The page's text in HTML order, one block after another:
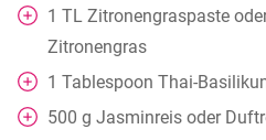
1 TL Zitronengraspaste
Zitronengras
1 Tablespoon Thai-
500 g Jasminreis oder